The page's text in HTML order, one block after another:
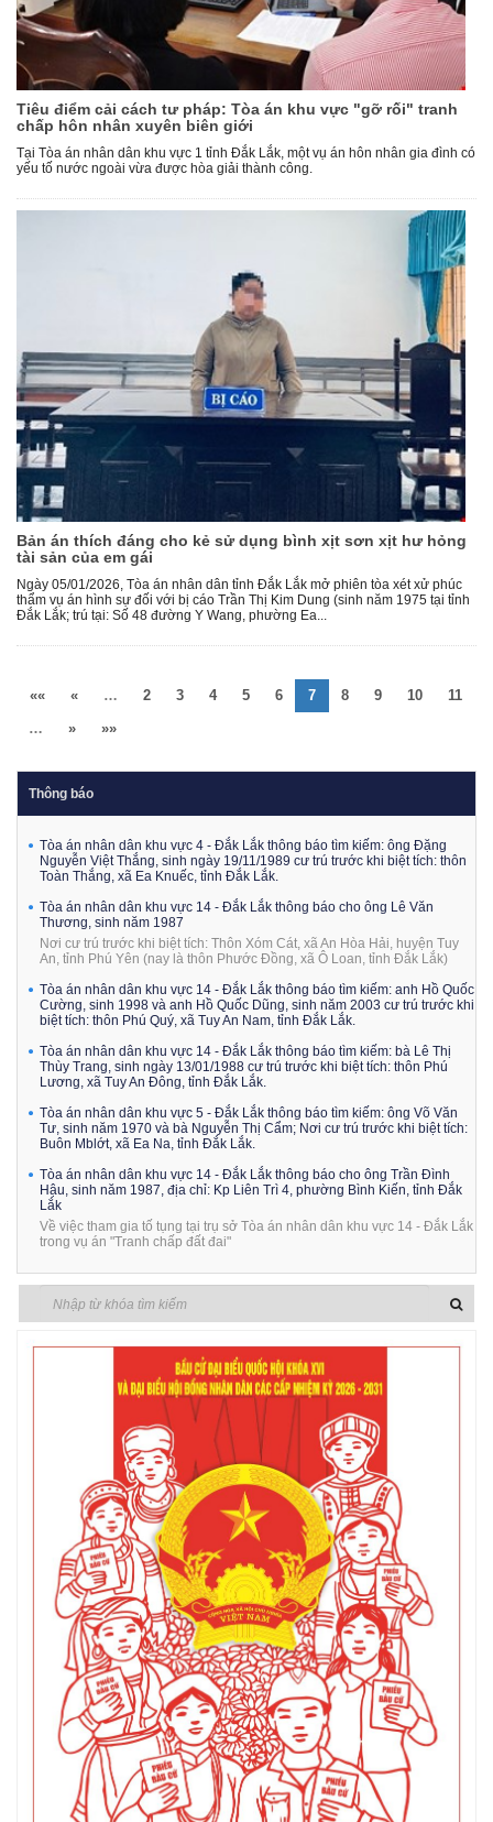
Tiêu điểm cải cách tư pháp: Tòa án khu vực "gỡ rối" tranh
chấp hôn nhân xuyên biên giới
Tại Tòa án nhân dân khu vực 1 tỉnh Đắk Lắk, một vụ án hôn nhân gia đình có
yếu tố nước ngoài vừa được hòa giải thành công.
Bản án thích đáng cho kẻ sử dụng bình xịt sơn xịt hư hỏng
tài sản của em gái
Ngày 05/01/2026, Tòa án nhân dân tỉnh Đắk Lắk mở phiên tòa xét xử phúc
thẩm vụ án hình sự đối với bị cáo Trần Thị Kim Dung (sinh năm 1975 tại tỉnh
Đắk Lắk; trú tại: Số 48 đường Y Wang, phường Ea...
«« « … 2 3 4 5 6 7 8 9 10
11
…
» »»
Thông báo
Tòa án nhân dân khu vực 4 - Đắk Lắk thông báo tìm kiếm: ông Đặng
Nguyễn Việt Thắng, sinh ngày 19/11/1989 cư trú trước khi biệt tích: thôn
Toàn Thắng, xã Ea Knuếc, tỉnh Đắk Lắk.
Tòa án nhân dân khu vực 14 - Đắk Lắk thông báo cho ông Lê Văn
Thương, sinh năm 1987
Nơi cư trú trước khi biệt tích: Thôn Xóm Cát, xã An Hòa Hải, huyện Tuy
An, tỉnh Phú Yên (nay là thôn Phước Đồng, xã Ô Loan, tỉnh Đắk Lắk)
Tòa án nhân dân khu vực 14 - Đắk Lắk thông báo tìm kiếm: anh Hồ Quốc
Cường, sinh 1998 và anh Hồ Quốc Dũng, sinh năm 2003 cư trú trước khi
biệt tích: thôn Phú Quý, xã Tuy An Nam, tỉnh Đắk Lắk.
Tòa án nhân dân khu vực 14 - Đắk Lắk thông báo tìm kiếm: bà Lê Thị
Thùy Trang, sinh ngày 13/01/1988 cư trú trước khi biệt tích: thôn Phú
Lương, xã Tuy An Đông, tỉnh Đắk Lắk.
Tòa án nhân dân khu vực 5 - Đắk Lắk thông báo tìm kiếm: ông Võ Văn
Tư, sinh năm 1970 và bà Nguyễn Thị Cẩm; Nơi cư trú trước khi biệt tích:
Buôn Mblớt, xã Ea Na, tỉnh Đắk Lắk.
Tòa án nhân dân khu vực 14 - Đắk Lắk thông báo cho ông Trần Đình
Hậu, sinh năm 1987, địa chỉ: Kp Liên Trì 4, phường Bình Kiến, tỉnh Đắk
Lắk
Về việc tham gia tố tụng tại trụ sở Tòa án nhân dân khu vực 14 - Đắk Lắk
trong vụ án "Tranh chấp đất đai"